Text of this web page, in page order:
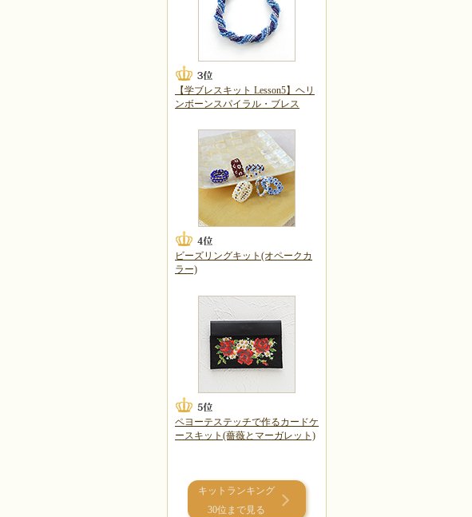
【学ブレスキット Lesson5】ヘリ
ンボーンスパイラル・ブレス
ビーズリングキット(オペークカ
ラー)
ペヨーテステッチで作るカードケ
ースキット(薔薇とマーガレット)
キットランキング
30位まで見る